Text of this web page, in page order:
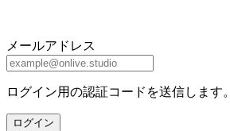
メールアドレス
ログイン用の認証コードを送信します。
ログイン